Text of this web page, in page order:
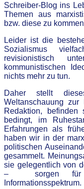
Schreiber-Blog ins
Themen aus
bzw. diese zu
Leider ist die
Sozialismus
revisionistisch
kommunistischen
nichts mehr zu tun.
Daher stellt
Weltanschauung
Redaktion, befinden
bedingt, im
Erfahrungen als
haben wir in der
politischen
gesammelt.
sie gelegentlich von
– sorgen für
Informationsspektrum.